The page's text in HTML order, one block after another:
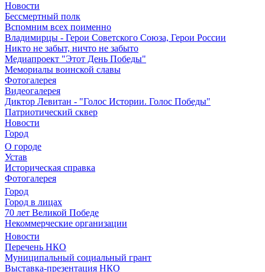
Новости
Бессмертный полк
Вспомним всех поименно
Владимирцы - Герои Советского Союза, Герои России
Никто не забыт, ничто не забыто
Медиапроект "Этот День Победы"
Мемориалы воинской славы
Фотогалерея
Видеогалерея
Диктор Левитан - "Голос Истории. Голос Победы"
Патриотический сквер
Новости
Город
О городе
Устав
Историческая справка
Фотогалерея
Город
Город в лицах
70 лет Великой Победе
Некоммерческие организации
Новости
Перечень НКО
Муниципальный социальный грант
Выставка-презентация НКО